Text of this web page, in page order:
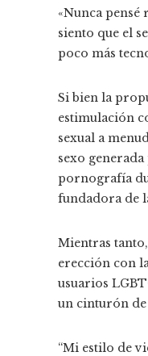
«Nunca pensé
siento que el
poco más
Si bien la
estimulación
sexual a
sexo
pornografía
fundadora de
Mientras
erección con
usuarios
un cinturón de
“Mi estilo de